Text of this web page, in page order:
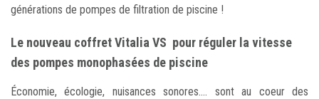
générations de pompes de filtration de piscine !
Le nouveau coffret Vitalia VS pour réguler la vitesse
des pompes monophasées de piscine
Économie, écologie, nuisances sonores.... sont au coeur des